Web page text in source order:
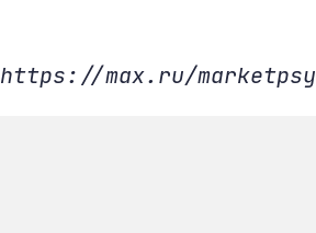
https://max.ru/marketpsy